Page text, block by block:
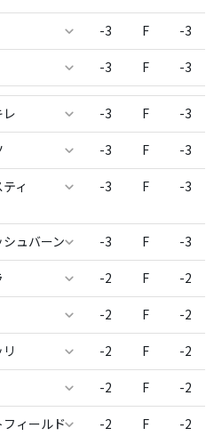
-3 F -3
-3 F -3
-3 F -3
-3 F -3
ィ -3 F -3
ュバーン -3 F -3
-2 F -2
-2 F -2
-2 F -2
-2 F -2
ィールド -2 F -2